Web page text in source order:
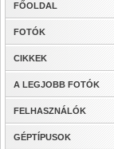
FŐOLDAL
FOTÓK
CIKKEK
A LEGJOBB FOTÓK
FELHASZNÁLÓK
GÉPTÍPUSOK